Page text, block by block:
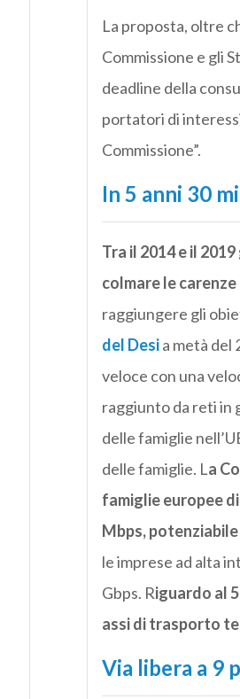
La proposta, oltre
Commissione e gli
deadline della
portatori di
Commissione”.
In 5 anni 30
Tra il 2014 e il
colmare le
raggiungere gli
del Desia metà del
veloce con una
raggiunto da reti in
delle famiglie
delle famiglie. La
famiglie europee
Mbps, potenziabile
le imprese ad alta
Gbps. Riguardo al
assi di trasporto
Via libera a 9